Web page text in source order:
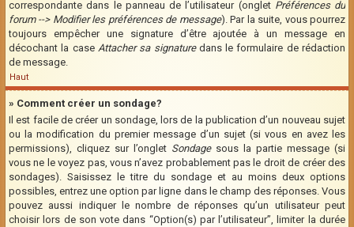
correspondante dans le panneau de l’utilisateur (onglet Préférences du
forum --> Modifier les préférences de message). Par la suite, vous pourrez
toujours empêcher une signature d’être ajoutée à un message en
décochant la case Attacher sa signaturedans le formulaire de rédaction
de message.
Haut
» Comment créer un sondage?
Il est facile de créer un sondage, lors de la publication d’un nouveau sujet
ou la modification du premier message d’un sujet (si vous en avez les
permissions), cliquez sur l’onglet Sondagesous la partie message (si
vous ne le voyez pas, vous n’avez probablement pas le droit de créer des
sondages). Saisissez le titre du sondage et au moins deux options
possibles, entrez une option par ligne dans le champ des réponses. Vous
pouvez aussi indiquer le nombre de réponses qu’un utilisateur peut
choisir lors de son vote dans “Option(s) par l’utilisateur”, limiter la durée